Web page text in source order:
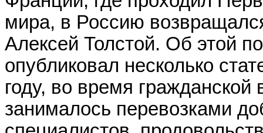
мира, в Россию
Алексей Толстой. Об этой
опубликовал несколько
году, во время
занималось перевозками